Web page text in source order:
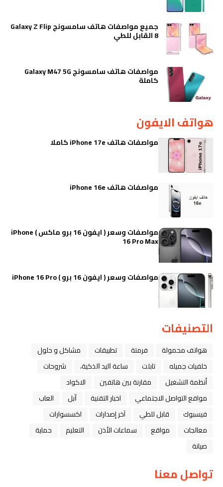
جميع مواصفات هاتف سامسونج Galaxy Z Flip
8 القابل للطي
مواصفات هاتف سامسونج Galaxy M47 5G
كاملة
هواتف الايفون
مواصفات هاتف iPhone 17e كاملا
مواصفات هاتف iPhone 16e
مواصفات وسعر ( ايفون 16 برو ماكس ) iPhone
16 Pro Max
مواصفات وسعر ( ايفون 16 برو ) iPhone 16 Pro
التصنيفات
هواتف محمولة فرمتة تطبيقات
مشاكل و حلول
خلفيات جميله
تابلت ﺳﺎﻋﺔ ﺍﻟﻴﺪ ﺍﻟﺬﻛﻴﺔ،
شروحات
أنظمة التشغيل
مقارنة بين هاتفين
الاكواد
مواقع التواصل الاجتماعي
اخبار التقنية ﺁﺑﻞ
العاب
فيسبوك
قابل للطي آخر إصدارات
اكسسوارات
معالجات
مواقع سماعات الأذن التعليم
حماية
صيانة
تواصل معنا